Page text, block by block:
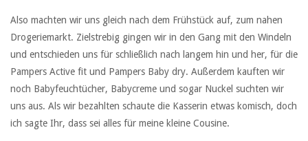
Also machten wir uns gleich nach dem Frühstück auf, zum nahen
Drogeriemarkt. Zielstrebig gingen wir in den Gang mit den Windeln
und entschieden uns für schließlich nach langem hin und her, für die
Pampers Active fit und Pampers Baby dry. Außerdem kauften wir
noch Babyfeuchtücher, Babycreme und sogar Nuckel suchten wir
uns aus. Als wir bezahlten schaute die Kasserin etwas komisch, doch
ich sagte Ihr, dass sei alles für meine kleine Cousine.